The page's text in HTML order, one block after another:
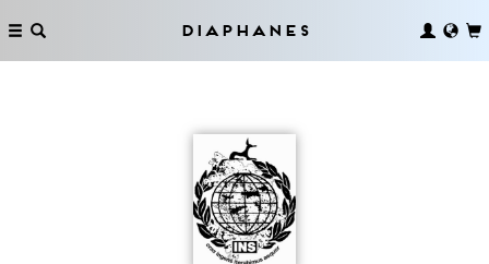
Diaphanes